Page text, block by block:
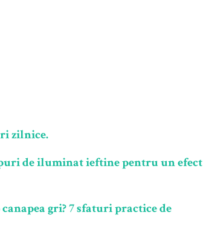
zilnice.
de iluminat ieftine pentru un efect
gri? 7 sfaturi practice de